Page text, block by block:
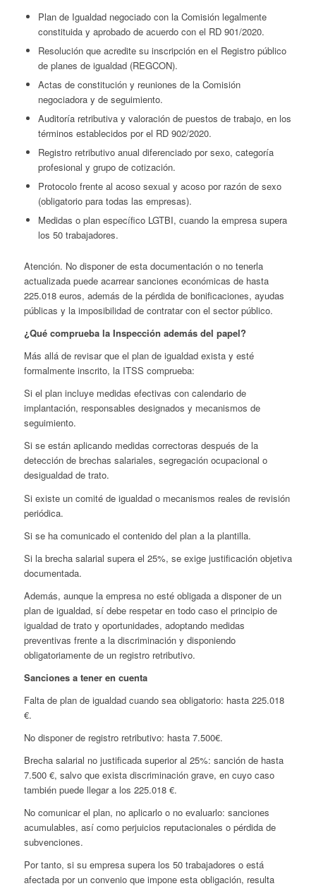
Plan de Igualdad negociado con la Comisión legalmente
constituida y aprobado de acuerdo con el RD 901/2020.
Resolución que acredite su inscripción en el Registro público
de planes de igualdad (REGCON).
Actas de constitución y reuniones de la Comisión
negociadora y de seguimiento.
Auditoría retributiva y valoración de puestos de trabajo, en los
términos establecidos por el RD 902/2020.
Registro retributivo anual diferenciado por sexo, categoría
profesional y grupo de cotización.
Protocolo frente al acoso sexual y acoso por razón de sexo
(obligatorio para todas las empresas).
Medidas o plan específico LGTBI, cuando la empresa supera
los 50 trabajadores.
Atención. No disponer de esta documentación o no tenerla
actualizada puede acarrear sanciones económicas de hasta
225.018 euros, además de la pérdida de bonificaciones, ayudas
públicas y la imposibilidad de contratar con el sector público.
¿Qué comprueba la Inspección además del papel?
Más allá de revisar que el plan de igualdad exista y esté
formalmente inscrito, la ITSS comprueba:
Si el plan incluye medidas efectivas con calendario de
implantación, responsables designados y mecanismos de
seguimiento.
Si se están aplicando medidas correctoras después de la
detección de brechas salariales, segregación ocupacional o
desigualdad de trato.
Si existe un comité de igualdad o mecanismos reales de revisión
periódica.
Si se ha comunicado el contenido del plan a la plantilla.
Si la brecha salarial supera el 25%, se exige justificación objetiva
documentada.
Además, aunque la empresa no esté obligada a disponer de un
plan de igualdad, sí debe respetar en todo caso el principio de
igualdad de trato y oportunidades, adoptando medidas
preventivas frente a la discriminación y disponiendo
obligatoriamente de un registro retributivo.
Sanciones a tener en cuenta
Falta de plan de igualdad cuando sea obligatorio: hasta 225.018
€.
No disponer de registro retributivo: hasta 7.500€.
Brecha salarial no justificada superior al 25%: sanción de hasta
7.500 €, salvo que exista discriminación grave, en cuyo caso
también puede llegar a los 225.018 €.
No comunicar el plan, no aplicarlo o no evaluarlo: sanciones
acumulables, así como perjuicios reputacionales o pérdida de
subvenciones.
Por tanto, si su empresa supera los 50 trabajadores o está
afectada por un convenio que impone esta obligación, resulta